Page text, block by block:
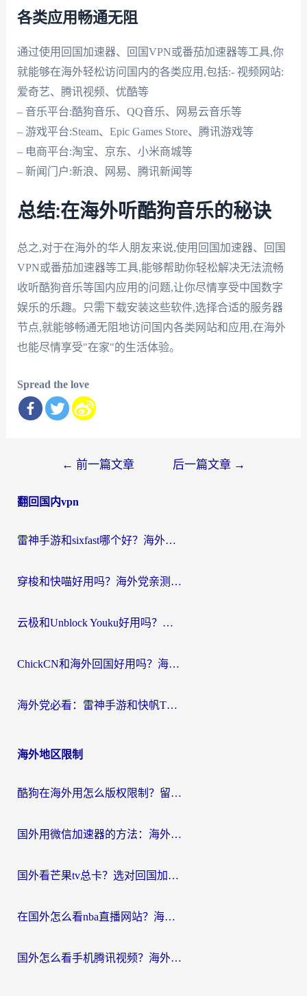
各类应用畅通无阻
通过使用回国加速器、回国VPN或番茄加速器等工具,你
就能够在海外轻松访问国内的各类应用,包括:- 视频网站:
爱奇艺、腾讯视频、优酷等
– 音乐平台:酷狗音乐、QQ音乐、网易云音乐等
– 游戏平台:Steam、Epic Games Store、腾讯游戏等
– 电商平台:淘宝、京东、小米商城等
– 新闻门户:新浪、网易、腾讯新闻等
总结:在海外听酷狗音乐的秘诀
总之,对于在海外的华人朋友来说,使用回国加速器、回国
VPN或番茄加速器等工具,能够帮助你轻松解决无法流畅
收听酷狗音乐等国内应用的问题,让你尽情享受中国数字
娱乐的乐趣。只需下载安装这些软件,选择合适的服务器
节点,就能够畅通无阻地访问国内各类网站和应用,在海外
也能尽情享受"在家"的生活体验。
Spread the love
导
← 前一篇文章 后一篇文章 →
翻回国内vpn
雷神手游和sixfast哪个好？海外党亲测3款回国加速器，教你选对不踩坑
穿梭和快喵好用吗？海外党亲测：小众加速器对比+番茄加速器深度体验
云极和Unblock Youku好用吗？海外党亲测+2026回国加速器避坑指南
ChickCN和海外回国好用吗？海外党2026亲测：从手游到影音，选对加速器的3个关键
海外党必看：雷神手游和快帆TV版好用吗？3步选对回国加速器不踩坑
海外地区限制
酷狗在海外用怎么版权限制？留学生亲测：3步解决听国内音乐难题
国外用微信加速器的方法：海外党无缝连接国内生活的实用指南
国外看芒果tv总卡？选对回国加速器，轻松追《浪姐》不费劲
在国外怎么看nba直播网站？海外党专属体育观赛指南，告别地区限制！
国外怎么看手机腾讯视频？海外党亲测有效的追剧加速器选择指南